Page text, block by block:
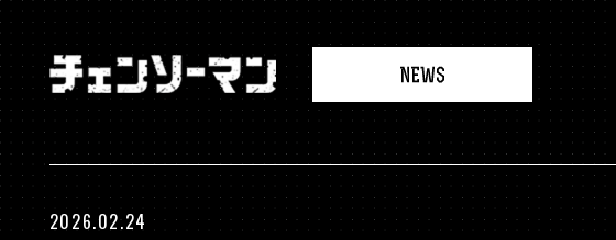
チ
ェ
ン
ソ
ー
マ
ン
W
S
2026.02.24